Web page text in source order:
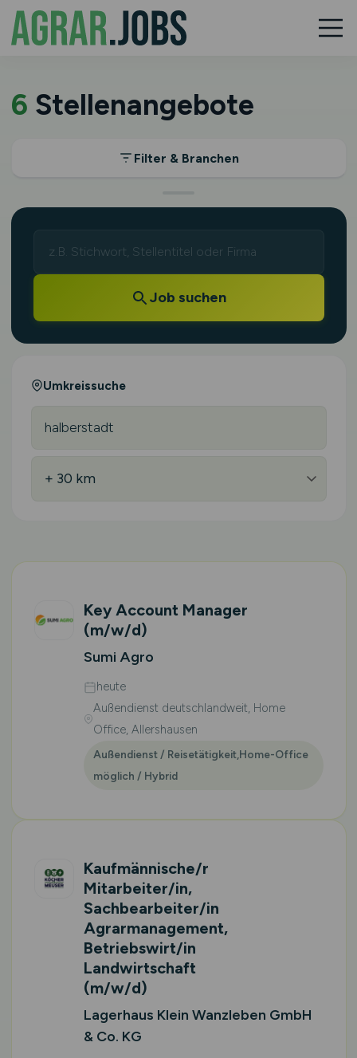
6 Stellenangebote
Filter & Branchen
Job suchen
Umkreissuche
Key Account Manager
(m/w/d)
Sumi Agro
heute
Außendienst deutschlandweit, Home
Office, Allershausen
Außendienst / Reisetätigkeit,Home-Office
möglich / Hybrid
Kaufmännische/r
Mitarbeiter/in,
Sachbearbeiter/in
Agrarmanagement,
Betriebswirt/in
Landwirtschaft
(m/w/d)
Lagerhaus Klein Wanzleben GmbH
& Co. KG